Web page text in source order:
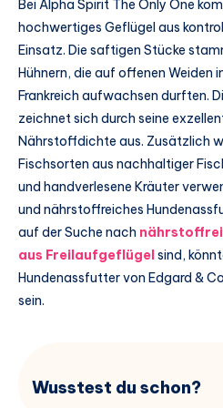
Bei Alpha Spirit The Only One
hochwertiges Geflügel aus
Einsatz. Die saftigen Stücke
Hühnern, die auf offenen Weiden
Frankreich aufwachsen durften.
zeichnet sich durch seine
Nährstoffdichte aus. Zusätzlich
Fischsorten aus nachhaltiger
und handverlesene Kräuter
und nährstoffreiches
auf der Suche nach
aus Freilaufgeflügelsind,
Hundenassfutter von Edgard &
sein.
Wusstest du schon?